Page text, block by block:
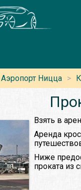
Аэропорт Ницца
Взять в
Аренда
Ниже
проката из